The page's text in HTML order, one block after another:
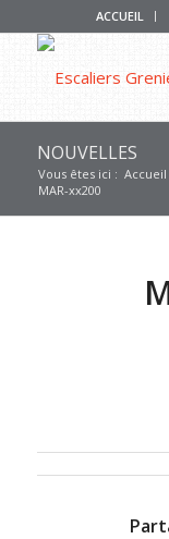
ACCUEIL
NOUVELLES
Vous êtes ici : Accueil
MAR-xx200